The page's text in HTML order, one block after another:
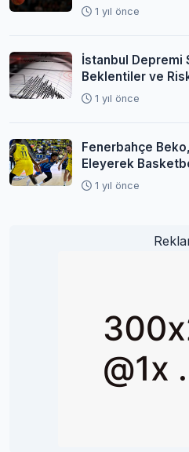
1 yıl önce
İstanbul Depremi
Beklentiler ve
1 yıl önce
Fenerbahçe
Eleyerek
Yükseldi
1 yıl önce